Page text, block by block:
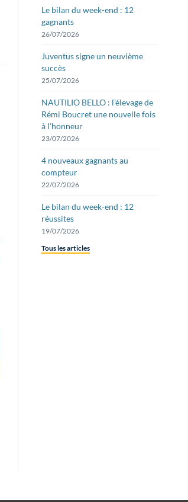
Le bilan du week-end : 12
gagnants
26/07/2026
Juventus signe un neuvième
succès
25/07/2026
NAUTILIO BELLO : l’élevage de
Rémi Boucret une nouvelle fois
à l’honneur
23/07/2026
4 nouveaux gagnants au
compteur
22/07/2026
Le bilan du week-end : 12
réussites
19/07/2026
Tous les articles